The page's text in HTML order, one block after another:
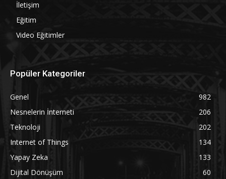
İletişim
Eğitim
Video Eğitimler
Popüler Kategoriler
Genel
982
Nesnelerin İnterneti
206
Teknoloji
202
Internet of Things
134
Yapay Zeka
133
Dijital Dönüşüm
60